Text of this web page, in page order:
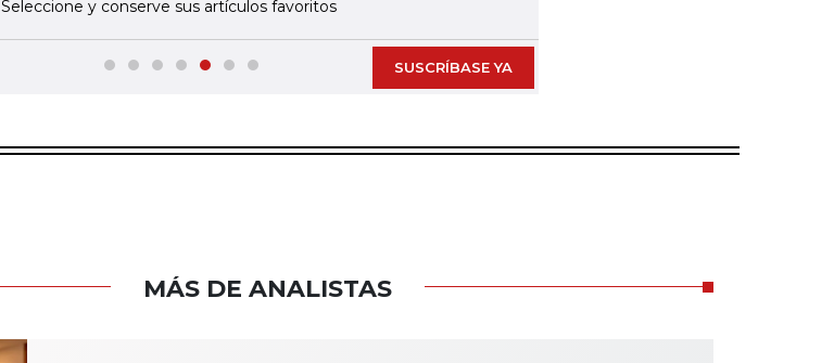
Seleccione y conserve sus artículos favoritos
SUSCRÍBASE YA
MÁS DE ANALISTAS